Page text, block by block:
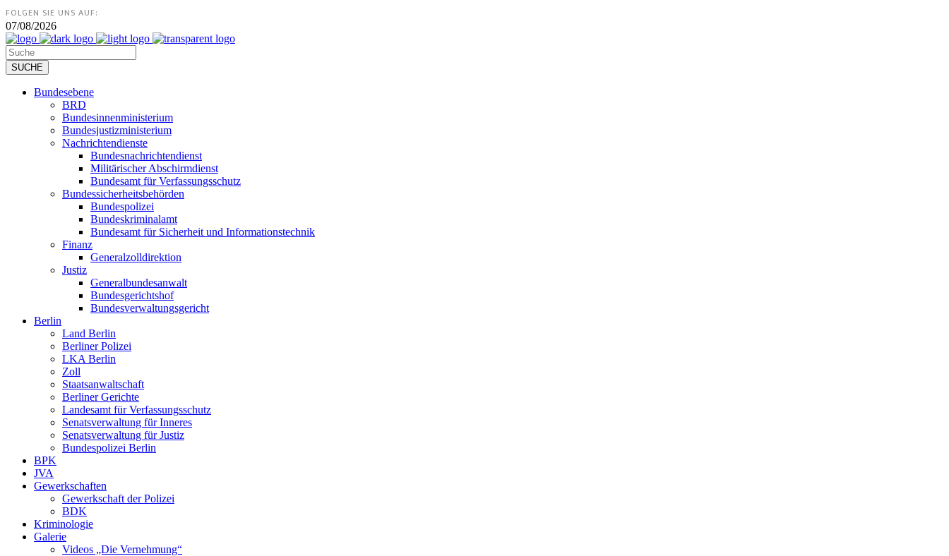
FOLGEN SIE UNS AUF:
07/08/2026
Bundesebene
BRD
Bundesinnenministerium
Bundesjustizministerium
Nachrichtendienste
Bundesnachrichtendienst
Militärischer Abschirmdienst
Bundesamt für Verfassungsschutz
Bundessicherheitsbehörden
Bundespolizei
Bundeskriminalamt
Bundesamt für Sicherheit und Informationstechnik
Finanz
Generalzolldirektion
Justiz
Generalbundesanwalt
Bundesgerichtshof
Bundesverwaltungsgericht
Berlin
Land Berlin
Berliner Polizei
LKA Berlin
Zoll
Staatsanwaltschaft
Berliner Gerichte
Landesamt für Verfassungsschutz
Senatsverwaltung für Inneres
Senatsverwaltung für Justiz
Bundespolizei Berlin
BPK
JVA
Gewerkschaften
Gewerkschaft der Polizei
BDK
Kriminologie
Galerie
Videos „Die Vernehmung“